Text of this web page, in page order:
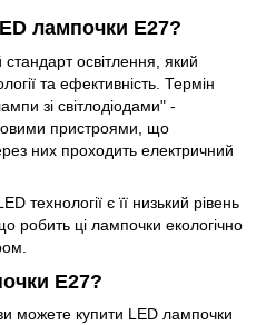
лампочки E27?
освітлення, який
та ефективність. Термін
зі світлодіодами" -
пристроями, що
них проходить електричний
технології є її низький рівень
робить ці лампочки екологічно
E27?
можете купити LED лампочки